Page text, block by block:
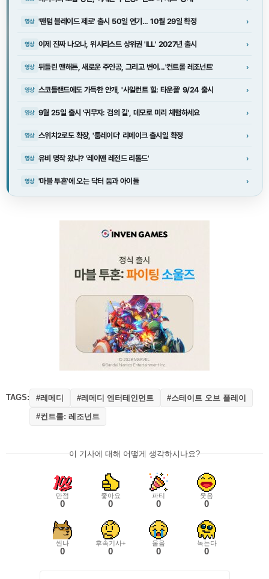
영상 '팬텀 블레이드 제로' 출시 50일 연기... 10월 29일 확정 ›
영상 이제 진짜 나오나, 위시리스트 상위권 'ILL' 2027년 출시 ›
영상 뒤틀린 맨해튼, 새로운 주인공, 그리고 변이...'컨트롤 레조넌트' ›
영상 스코틀랜드에도 가득한 안개, '사일런트 힐: 타운폴' 9/24 출시 ›
영상 9월 25일 출시 '귀무자: 검의 길', 데모로 미리 체험하세요 ›
영상 스위치2로도 확장, '툼레이더' 리메이크 출시일 확정 ›
영상 유비 명작 왔냐? '레이맨 레전드 리톨드' ›
영상 '마블 투혼'에 오는 닥터 둠과 아이들 ›
TAGS: #레메디 #레메디 엔터테인먼트 #스테이트 오브 플레이
#컨트롤: 레조넌트
이 기사에 대해 어떻게 생각하시나요?
만점
0
좋아요
0
파티
0
웃음
0
씬나
0
후속기사+
0
울음
0
녹는다
0